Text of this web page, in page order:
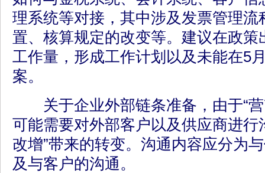
理系统等对接，其中涉及发票管理流
置、核算规定的改变等。建议在政
工作量，形成工作计划以及未能在5
案。
关于企业外部链条准备，由于“营
可能需要对外部客户以及供应商进行
改增”带来的转变。沟通内容应分为
及与客户的沟通。